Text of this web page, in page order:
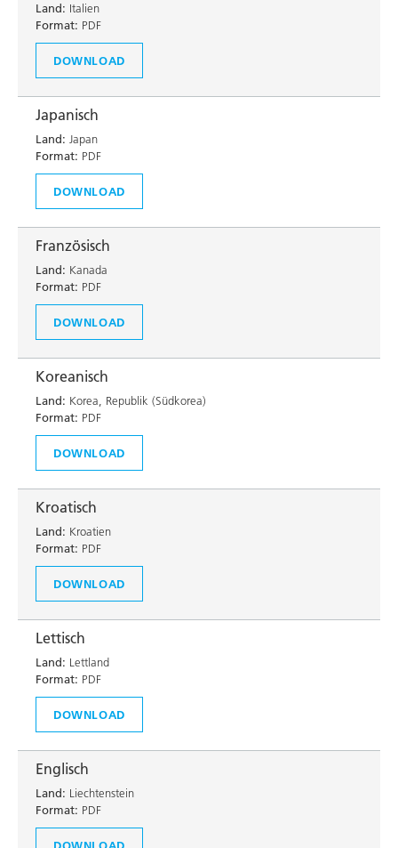
Land: Italien
Format: PDF
DOWNLOAD
Japanisch
Land: Japan
Format: PDF
DOWNLOAD
Französisch
Land: Kanada
Format: PDF
DOWNLOAD
Koreanisch
Land: Korea, Republik (Südkorea)
Format: PDF
DOWNLOAD
Kroatisch
Land: Kroatien
Format: PDF
DOWNLOAD
Lettisch
Land: Lettland
Format: PDF
DOWNLOAD
Englisch
Land: Liechtenstein
Format: PDF
DOWNLOAD